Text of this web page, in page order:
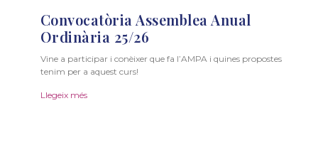
Convocatòria Assemblea Anual
Ordinària 25/26
Vine a participar i conèixer que fa l’AMPA i quines propostes
tenim per a aquest curs!
Llegeix més